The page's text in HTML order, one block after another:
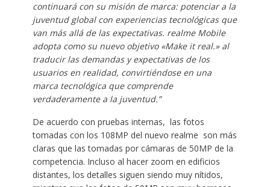
continuará con su misión de marca: potenciar a la
juventud global con experiencias tecnológicas que
van más allá de las expectativas. realme Mobile
adopta como su nuevo objetivo «Make it real.» al
traducir las demandas y expectativas de los
usuarios en realidad, convirtiéndose en una
marca tecnológica que comprende
verdaderamente a la juventud.”
De acuerdo con pruebas internas, las fotos
tomadas con los 108MP del nuevo realme son más
claras que las tomadas por cámaras de 50MP de la
competencia. Incluso al hacer zoom en edificios
distantes, los detalles siguen siendo muy nítidos,